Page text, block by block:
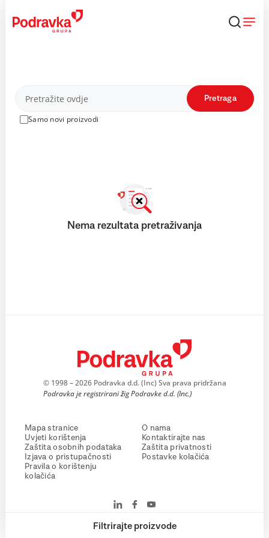
content
Proizvodi
Samo novi proizvodi
Pretraga
Filtrirajte proizvode
Nema rezultata pretraživanja
© 1998 – 2026 Podravka d.d. (Inc) Sva prava pridržana
Podravka je registrirani žig Podravke d.d. (Inc.)
Mapa stranice
Uvjeti korištenja
Zaštita osobnih podataka
Izjava o pristupačnosti
Pravila o korištenju
kolačića
O nama
Kontaktirajte nas
Zaštita privatnosti
Postavke kolačića